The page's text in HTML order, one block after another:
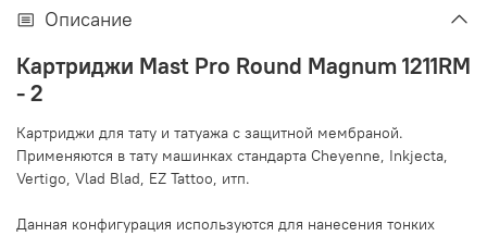
Описание
Картриджи Mast Pro Round Magnum 1211RM
- 2
Картриджи для тату и татуажа с защитной мембраной.
Применяются в тату машинках стандарта Cheyenne, Inkjecta,
Vertigo, Vlad Blad, EZ Tattoo, итп.
Данная конфигурация используются для нанесения тонких